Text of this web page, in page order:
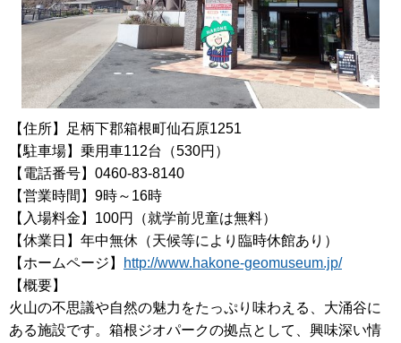
【住所】足柄下郡箱根町仙石原1251
【駐車場】乗用車112台（530円）
【電話番号】0460-83-8140
【営業時間】9時～16時
【入場料金】100円（就学前児童は無料）
【休業日】年中無休（天候等により臨時休館あり）
【ホームページ】
http://www.hakone-geomuseum.jp/
【概要】
火山の不思議や自然の魅力をたっぷり味わえる、大涌谷に
ある施設です。箱根ジオパークの拠点として、興味深い情